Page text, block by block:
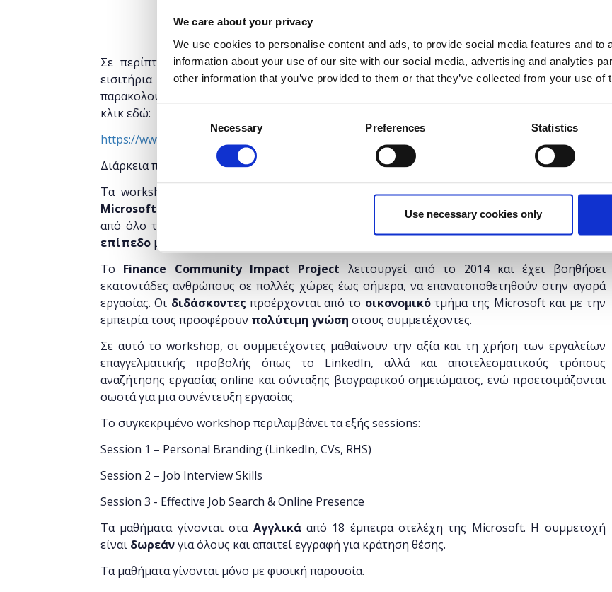
We care about your privacy
We use cookies to personalise content and ads, to provide social media features and to
information about your use of our site with our social media, advertising and analytics
other information that you’ve provided to them or that they’ve collected from your use of
Necessary Preferences Statistics
Use necessary cookies only
Σε περίπτωση που επιθυμείτε να παρακολουθήσετε το συγκεκριμένο σεμινάριο και τα
εισιτήρια για αυτό έχουνεξαντληθεί, μπορείτε ακόμα να εγγραφείτε και να το
παρακολουθήσετε στα γραφεία της Microsoft Ελλάς (
κλικ εδώ:
https://www.microsoftevents.com/profile/form/index.cfm?PKformID=0x3545629abcd
Διάρκεια προγράμματος:5 ώρες και 30 λεπτά
Τα workshops εντάσσονται στο παγκόσμιο πρόγραμμα δράσεων της Microsoft με τίτλο
Microsoft Finance Community Impact
, το οποίο επιστρατεύοντας experts της εταιρείας
από όλο τον κόσμο, φιλοδοξεί να φέρει
επίπεδο μέσω της τεχνολογικής –
Το Finance Community Impact Project λειτουργεί από το 2014 και έχει βοηθήσει
εκατοντάδες ανθρώπους σε πολλές χώρες έως σήμερα, να επανατοποθετηθούν στην αγορά
εργασίας. Οι διδάσκοντες προέρχονται από το οικονομικότμήμα της Microsoft και με την
εμπειρία τους προσφέρουν πολύτιμη γνώση στους συμμετέχοντες.
Σε αυτό το workshop, οι συμμετέχοντες μαθαίνουν την αξία και τη χρήση των εργαλείων
επαγγελματικής προβολής όπως το LinkedIn, αλλά και αποτελεσματικούς τρόπους
αναζήτησης εργασίας online και σύνταξης βιογραφικού σημειώματος, ενώ προετοιμάζονται
σωστά για μια συνέντευξη εργασίας.
Το συγκεκριμένο workshop περιλαμβάνει τα εξής sessions:
Session 1 – Personal Branding (LinkedIn, CVs, RHS)
Session 2 – Job Interview Skills
Session 3 - Effective Job Search & Online Presence
Τα μαθήματα γίνονται στα Αγγλικάαπό 18 έμπειρα στελέχη της Microsoft. Η συμμετοχή
είναι δωρεάνγια όλους και απαιτεί εγγραφή για κράτηση θέσης.
Τα μαθήματα γίνονται μόνο με φυσική παρουσία.